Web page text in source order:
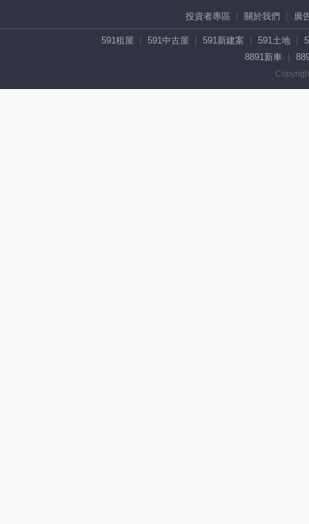
投資者專區 關於我們 廣
591租屋 591中古屋 591新建案 591土地
8891新車